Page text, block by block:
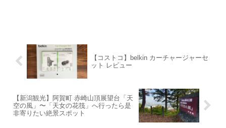
【コストコ】belkin カーチャージャーセ
ット レビュー
【新潟観光】阿賀町 赤崎山頂展望台「天
空の風」〜「天女の花筏」へ行ったら是
非寄りたい絶景スポット